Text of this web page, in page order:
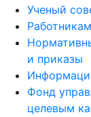
Ученый
Работникам
и приказы
Фонд
целевым